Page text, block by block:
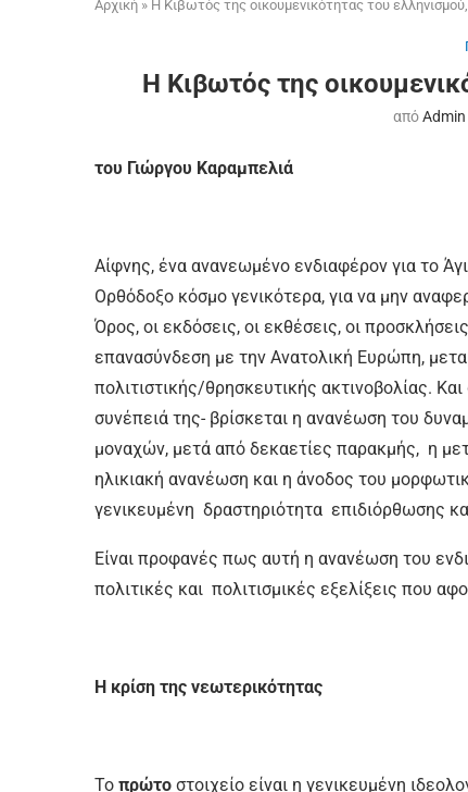
Αρχική » Η Κιβωτός της οικουμενικότητας του
Η Κιβωτός της
απόAdmin
του Γιώργου Καραμπελιά
Αίφνης, ένα ανανεωμένο ενδιαφέρον για το
Ορθόδοξο κόσμο γενικότερα, για να μην
Όρος, οι εκδόσεις, οι εκθέσεις, οι
επανασύνδεση με την Ανατολική Ευρώπη,
πολιτιστικής/θρησκευτικής ακτινοβολίας.
συνέπειά της- βρίσκεται η ανανέωση του
μοναχών, μετά από δεκαετίες παρακμής, η
ηλικιακή ανανέωση και η άνοδος του
γενικευμένη δραστηριότητα επιδιόρθωσης
Είναι προφανές πως αυτή η ανανέωση του
πολιτικές και πολιτισμικές εξελίξεις που
Η κρίση της νεωτερικότητας
Το πρώτο στοιχείο είναι η γενικευμένη